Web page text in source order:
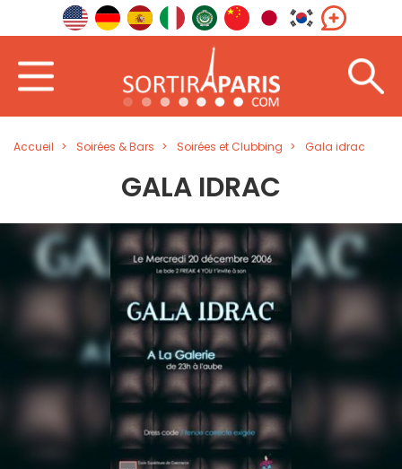
Accueil Soirées & Bars Soirées et Clubbing Gala idrac
GALA IDRAC